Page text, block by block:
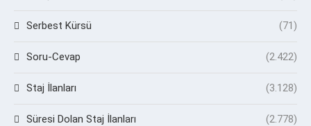
Serbest Kürsü (71)
Soru-Cevap (2.422)
Staj İlanları (3.128)
Süresi Dolan Staj İlanları (2.778)